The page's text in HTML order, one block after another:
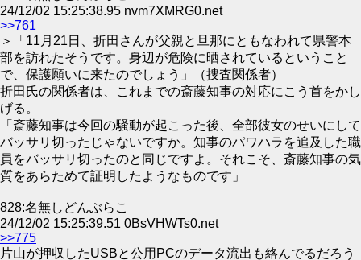
24/12/02 15:25:38.95 nvm7XMRG0.net
>>761
＞「11月21日、折田さんが父親と旦那にともなわれて県警本
部を訪れたそうです。身辺が危険に晒されているということ
で、保護願いに来たのでしょう」（捜査関係者）
折田氏の関係者は、これまでの斎藤知事の対応にこう首をかし
げる。
「斎藤知事は今回の騒動が起こった後、全部彼女のせいにして
バッサリ切ったじゃないですか。知事のパワハラを追及した職
員をバッサリ切ったのと同じですよ。それこそ、斎藤知事の気
質をあらためて証明したようなものです」
828:名無しどんぶらこ
24/12/02 15:25:39.51 0BsVHWTs0.net
>>775
片山が押収したUSBと公用PCのデータ流出も絡んでるだろう